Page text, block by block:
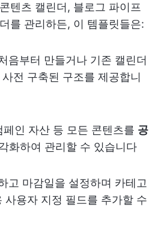
텐츠 캘린더, 블로그 파이프
를 관리하든, 이 템플릿들은:
음부터 만들거나 기존 캘린더
전 구축된 구조를 제공합니
인 자산 등 모든 콘텐츠를 공
화하여 관리할 수 있습니다
고 마감일을 설정하며 카테고
사용자 지정 필드를 추가할 수